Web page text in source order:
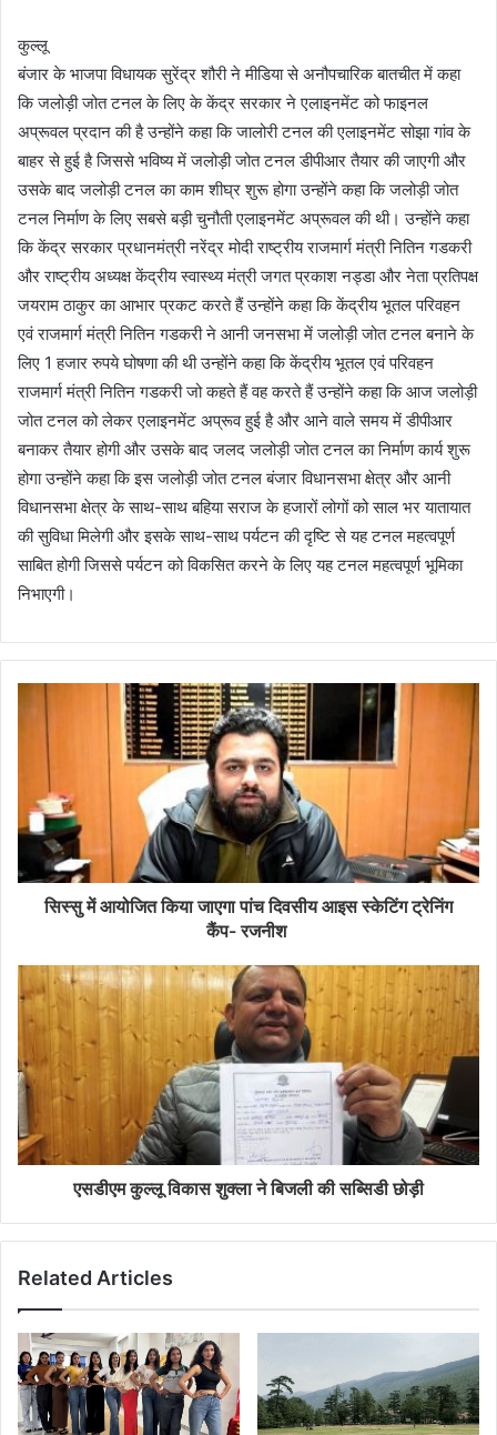
कुल्लू
बंजार के भाजपा विधायक सुरेंद्र शौरी ने मीडिया से अनौपचारिक बातचीत में कहा
कि जलोड़ी जोत टनल के लिए के केंद्र सरकार ने एलाइनमेंट को फाइनल
अप्रूवल प्रदान की है उन्होंने कहा कि जालोरी टनल की एलाइनमेंट सोझा गांव के
बाहर से हुई है जिससे भविष्य में जलोड़ी जोत टनल डीपीआर तैयार की जाएगी और
उसके बाद जलोड़ी टनल का काम शीघ्र शुरू होगा उन्होंने कहा कि जलोड़ी जोत
टनल निर्माण के लिए सबसे बड़ी चुनौती एलाइनमेंट अप्रूवल की थी। उन्होंने कहा
कि केंद्र सरकार प्रधानमंत्री नरेंद्र मोदी राष्ट्रीय राजमार्ग मंत्री नितिन गडकरी
और राष्ट्रीय अध्यक्ष केंद्रीय स्वास्थ्य मंत्री जगत प्रकाश नड्डा और नेता प्रतिपक्ष
जयराम ठाकुर का आभार प्रकट करते हैं उन्होंने कहा कि केंद्रीय भूतल परिवहन
एवं राजमार्ग मंत्री नितिन गडकरी ने आनी जनसभा में जलोड़ी जोत टनल बनाने के
लिए 1 हजार रुपये घोषणा की थी उन्होंने कहा कि केंद्रीय भूतल एवं परिवहन
राजमार्ग मंत्री नितिन गडकरी जो कहते हैं वह करते हैं उन्होंने कहा कि आज जलोड़ी
जोत टनल को लेकर एलाइनमेंट अप्रूव हुई है और आने वाले समय में डीपीआर
बनाकर तैयार होगी और उसके बाद जलद जलोड़ी जोत टनल का निर्माण कार्य शुरू
होगा उन्होंने कहा कि इस जलोड़ी जोत टनल बंजार विधानसभा क्षेत्र और आनी
विधानसभा क्षेत्र के साथ-साथ बहिया सराज के हजारों लोगों को साल भर यातायात
की सुविधा मिलेगी और इसके साथ-साथ पर्यटन की दृष्टि से यह टनल महत्वपूर्ण
साबित होगी जिससे पर्यटन को विकसित करने के लिए यह टनल महत्वपूर्ण भूमिका
निभाएगी।
सिस्सु में आयोजित किया जाएगा पांच दिवसीय आइस स्केटिंग ट्रेनिंग
कैंप- रजनीश
एसडीएम कुल्लू विकास शुक्ला ने बिजली की सब्सिडी छोड़ी
Related Articles